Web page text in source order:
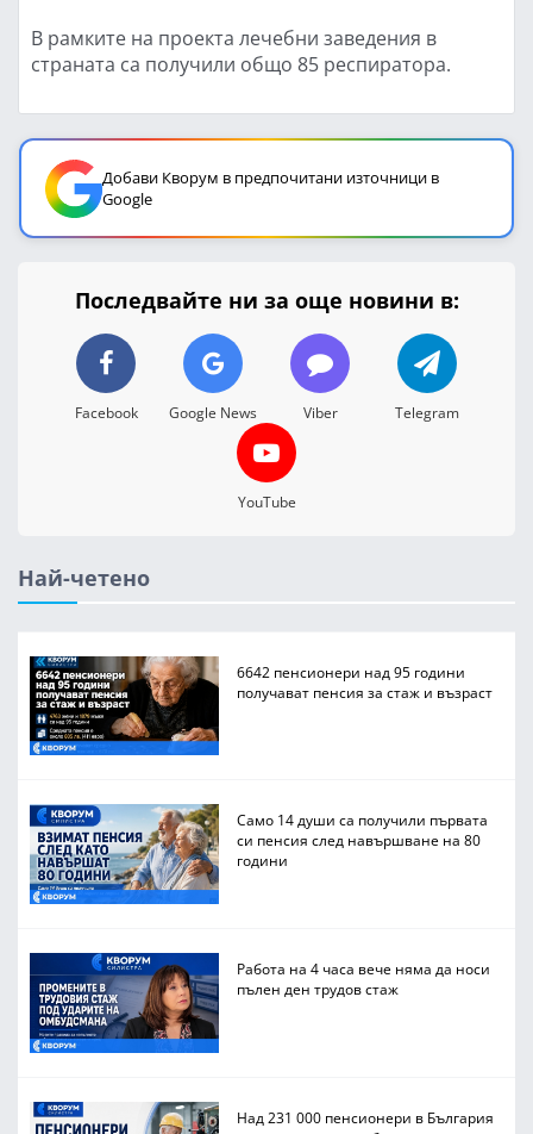
В рамките на проекта лечебни заведения в
страната са получили общо 85 респиратора.
Добави Кворум в предпочитани източници в
Google
Последвайте ни за още новини в:
Facebook Google News Viber Telegram
YouTube
Най-четено
6642 пенсионери над 95 години
получават пенсия за стаж и възраст
Само 14 души са получили първата
си пенсия след навършване на 80
години
Работа на 4 часа вече няма да носи
пълен ден трудов стаж
Над 231 000 пенсионери в България